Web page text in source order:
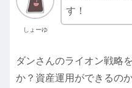
しょーゆ
す！
ダンさんのライオン戦略
か？資産運用ができるの